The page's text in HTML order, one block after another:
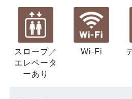
スロープ／
エレベータ
ーあり
Wi-Fi